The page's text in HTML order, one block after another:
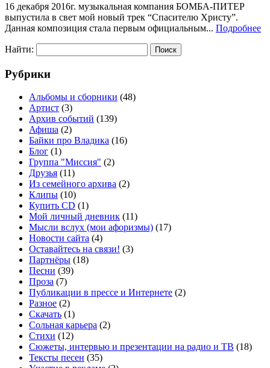
16 декабря 2016г. музыкальная компания БОМБА-ПИТЕР
выпустила в свет мой новый трек “Спасителю Христу”.
Данная композиция стала первым официальным... Подробнее
Найти:
Рубрики
Альбомы и сборники (48)
Артист (3)
Архив событий (139)
Афиша (2)
Байки про Владика (16)
Блог (1)
Группа "Миссия" (2)
Друзья (11)
Из семейного архива (2)
Клипы (10)
Купить CD (1)
Мой личный дневник (11)
Мысли вслух (мои афоризмы) (17)
Новости сайта (4)
Оставайтесь на связи! (3)
Партнёры (18)
Песни (39)
Проза (7)
Публикации в прессе и Интернете (2)
Разное (2)
Скачать (1)
Сольная карьера (2)
Стихи (12)
Сюжеты, интервью и презентации на радио и ТВ (18)
Тексты песен (35)